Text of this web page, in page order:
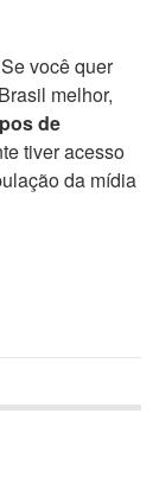
você quer
melhor,
de
tiver acesso
da mídia